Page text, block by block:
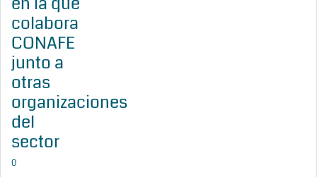
colabora
CONAFE
junto a
otras
organizaciones
del
sector
0